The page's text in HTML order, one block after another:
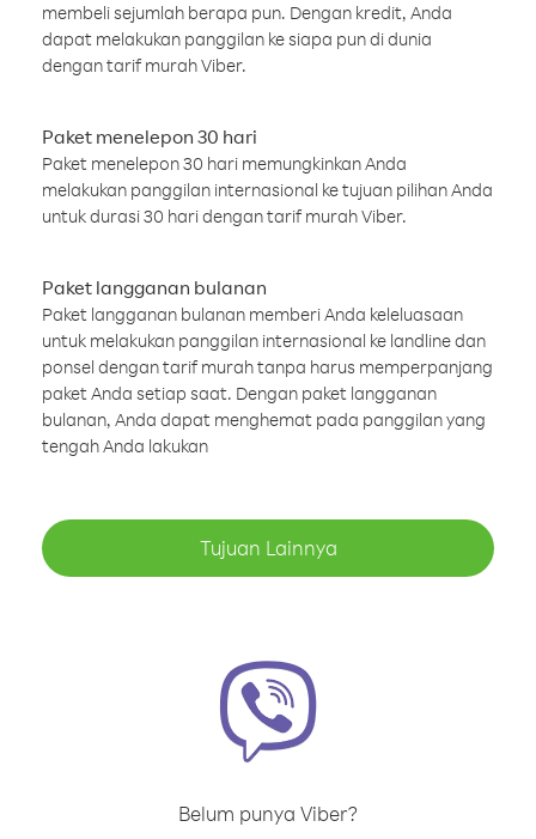
membeli sejumlah berapa pun. Dengan kredit, Anda
dapat melakukan panggilan ke siapa pun di dunia
dengan tarif murah Viber.
Paket menelepon 30 hari
Paket menelepon 30 hari memungkinkan Anda
melakukan panggilan internasional ke tujuan pilihan Anda
untuk durasi 30 hari dengan tarif murah Viber.
Paket langganan bulanan
Paket langganan bulanan memberi Anda keleluasaan
untuk melakukan panggilan internasional ke landline dan
ponsel dengan tarif murah tanpa harus memperpanjang
paket Anda setiap saat. Dengan paket langganan
bulanan, Anda dapat menghemat pada panggilan yang
tengah Anda lakukan
Tujuan Lainnya
Belum punya Viber?